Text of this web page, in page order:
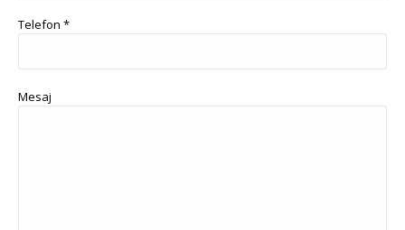
Telefon *
Mesaj